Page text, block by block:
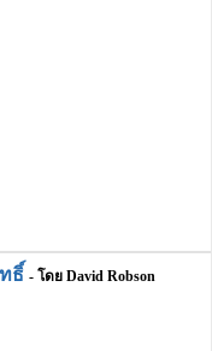
ธิ์ - โดย David Robson